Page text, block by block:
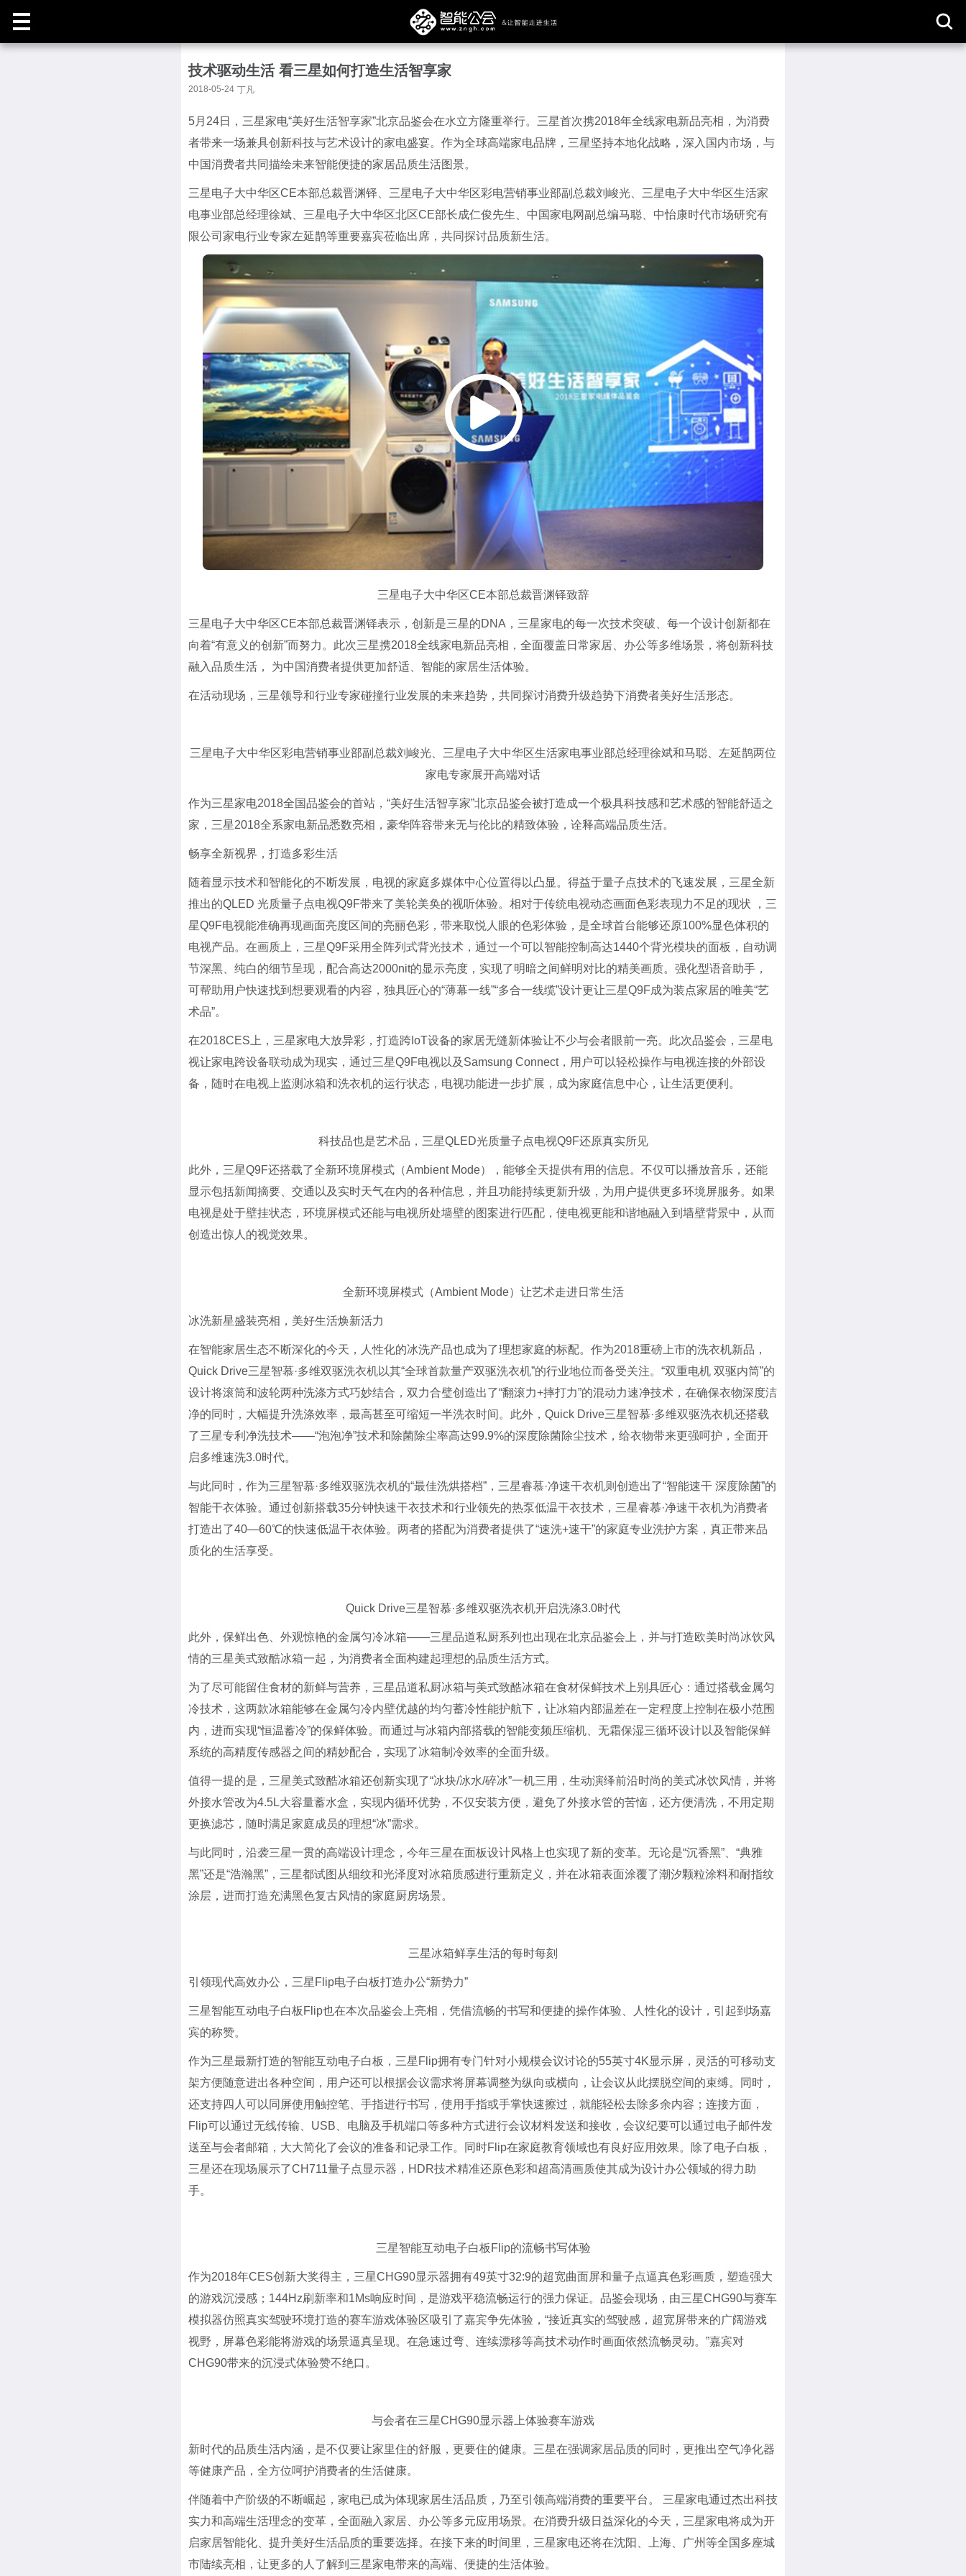
技术驱动生活 看三星如何打造生活智享家
2018-05-24 丁凡
5月24日，三星家电“美好生活智享家”北京品鉴会在水立方隆重举行。三星首次携2018年全线家电新品亮相，为消费
者带来一场兼具创新科技与艺术设计的家电盛宴。作为全球高端家电品牌，三星坚持本地化战略，深入国内市场，与
中国消费者共同描绘未来智能便捷的家居品质生活图景。
三星电子大中华区CE本部总裁晋渊铎、三星电子大中华区彩电营销事业部副总裁刘峻光、三星电子大中华区生活家
电事业部总经理徐斌、三星电子大中华区北区CE部长成仁俊先生、中国家电网副总编马聪、中怡康时代市场研究有
限公司家电行业专家左延鹊等重要嘉宾莅临出席，共同探讨品质新生活。
三星电子大中华区CE本部总裁晋渊铎致辞
三星电子大中华区CE本部总裁晋渊铎表示，创新是三星的DNA，三星家电的每一次技术突破、每一个设计创新都在
向着“有意义的创新”而努力。此次三星携2018全线家电新品亮相，全面覆盖日常家居、办公等多维场景，将创新科技
融入品质生活， 为中国消费者提供更加舒适、智能的家居生活体验。
在活动现场，三星领导和行业专家碰撞行业发展的未来趋势，共同探讨消费升级趋势下消费者美好生活形态。
三星电子大中华区彩电营销事业部副总裁刘峻光、三星电子大中华区生活家电事业部总经理徐斌和马聪、左延鹊两位
家电专家展开高端对话
作为三星家电2018全国品鉴会的首站，“美好生活智享家”北京品鉴会被打造成一个极具科技感和艺术感的智能舒适之
家，三星2018全系家电新品悉数亮相，豪华阵容带来无与伦比的精致体验，诠释高端品质生活。
畅享全新视界，打造多彩生活
随着显示技术和智能化的不断发展，电视的家庭多媒体中心位置得以凸显。得益于量子点技术的飞速发展，三星全新
推出的QLED 光质量子点电视Q9F带来了美轮美奂的视听体验。相对于传统电视动态画面色彩表现力不足的现状 ，三
星Q9F电视能准确再现画面亮度区间的亮丽色彩，带来取悦人眼的色彩体验，是全球首台能够还原100%显色体积的
电视产品。在画质上，三星Q9F采用全阵列式背光技术，通过一个可以智能控制高达1440个背光模块的面板，自动调
节深黑、纯白的细节呈现，配合高达2000nit的显示亮度，实现了明暗之间鲜明对比的精美画质。强化型语音助手，
可帮助用户快速找到想要观看的内容，独具匠心的“薄幕一线”“多合一线缆”设计更让三星Q9F成为装点家居的唯美“艺
术品”。
在2018CES上，三星家电大放异彩，打造跨IoT设备的家居无缝新体验让不少与会者眼前一亮。此次品鉴会，三星电
视让家电跨设备联动成为现实，通过三星Q9F电视以及Samsung Connect，用户可以轻松操作与电视连接的外部设
备，随时在电视上监测冰箱和洗衣机的运行状态，电视功能进一步扩展，成为家庭信息中心，让生活更便利。
科技品也是艺术品，三星QLED光质量子点电视Q9F还原真实所见
此外，三星Q9F还搭载了全新环境屏模式（Ambient Mode），能够全天提供有用的信息。不仅可以播放音乐，还能
显示包括新闻摘要、交通以及实时天气在内的各种信息，并且功能持续更新升级，为用户提供更多环境屏服务。如果
电视是处于壁挂状态，环境屏模式还能与电视所处墙壁的图案进行匹配，使电视更能和谐地融入到墙壁背景中，从而
创造出惊人的视觉效果。
全新环境屏模式（Ambient Mode）让艺术走进日常生活
冰洗新星盛装亮相，美好生活焕新活力
在智能家居生态不断深化的今天，人性化的冰洗产品也成为了理想家庭的标配。作为2018重磅上市的洗衣机新品，
Quick Drive三星智慕·多维双驱洗衣机以其“全球首款量产双驱洗衣机”的行业地位而备受关注。“双重电机 双驱内筒”的
设计将滚筒和波轮两种洗涤方式巧妙结合，双力合璧创造出了“翻滚力+摔打力”的混动力速净技术，在确保衣物深度洁
净的同时，大幅提升洗涤效率，最高甚至可缩短一半洗衣时间。此外，Quick Drive三星智慕·多维双驱洗衣机还搭载
了三星专利净洗技术——“泡泡净”技术和除菌除尘率高达99.9%的深度除菌除尘技术，给衣物带来更强呵护，全面开
启多维速洗3.0时代。
与此同时，作为三星智慕·多维双驱洗衣机的“最佳洗烘搭档”，三星睿慕·净速干衣机则创造出了“智能速干 深度除菌”的
智能干衣体验。通过创新搭载35分钟快速干衣技术和行业领先的热泵低温干衣技术，三星睿慕·净速干衣机为消费者
打造出了40—60℃的快速低温干衣体验。两者的搭配为消费者提供了“速洗+速干”的家庭专业洗护方案，真正带来品
质化的生活享受。
Quick Drive三星智慕·多维双驱洗衣机开启洗涤3.0时代
此外，保鲜出色、外观惊艳的金属匀冷冰箱——三星品道私厨系列也出现在北京品鉴会上，并与打造欧美时尚冰饮风
情的三星美式致酷冰箱一起，为消费者全面构建起理想的品质生活方式。
为了尽可能留住食材的新鲜与营养，三星品道私厨冰箱与美式致酷冰箱在食材保鲜技术上别具匠心：通过搭载金属匀
冷技术，这两款冰箱能够在金属匀冷内壁优越的均匀蓄冷性能护航下，让冰箱内部温差在一定程度上控制在极小范围
内，进而实现“恒温蓄冷”的保鲜体验。而通过与冰箱内部搭载的智能变频压缩机、无霜保湿三循环设计以及智能保鲜
系统的高精度传感器之间的精妙配合，实现了冰箱制冷效率的全面升级。
值得一提的是，三星美式致酷冰箱还创新实现了“冰块/冰水/碎冰”一机三用，生动演绎前沿时尚的美式冰饮风情，并将
外接水管改为4.5L大容量蓄水盒，实现内循环优势，不仅安装方便，避免了外接水管的苦恼，还方便清洗，不用定期
更换滤芯，随时满足家庭成员的理想“冰”需求。
与此同时，沿袭三星一贯的高端设计理念，今年三星在面板设计风格上也实现了新的变革。无论是“沉香黑”、“典雅
黑”还是“浩瀚黑”，三星都试图从细纹和光泽度对冰箱质感进行重新定义，并在冰箱表面涂覆了潮汐颗粒涂料和耐指纹
涂层，进而打造充满黑色复古风情的家庭厨房场景。
三星冰箱鲜享生活的每时每刻
引领现代高效办公，三星Flip电子白板打造办公“新势力”
三星智能互动电子白板Flip也在本次品鉴会上亮相，凭借流畅的书写和便捷的操作体验、人性化的设计，引起到场嘉
宾的称赞。
作为三星最新打造的智能互动电子白板，三星Flip拥有专门针对小规模会议讨论的55英寸4K显示屏，灵活的可移动支
架方便随意进出各种空间，用户还可以根据会议需求将屏幕调整为纵向或横向，让会议从此摆脱空间的束缚。同时，
还支持四人可以同屏使用触控笔、手指进行书写，使用手指或手掌快速擦过，就能轻松去除多余内容；连接方面，
Flip可以通过无线传输、USB、电脑及手机端口等多种方式进行会议材料发送和接收，会议纪要可以通过电子邮件发
送至与会者邮箱，大大简化了会议的准备和记录工作。同时Flip在家庭教育领域也有良好应用效果。除了电子白板，
三星还在现场展示了CH711量子点显示器，HDR技术精准还原色彩和超高清画质使其成为设计办公领域的得力助
手。
三星智能互动电子白板Flip的流畅书写体验
作为2018年CES创新大奖得主，三星CHG90显示器拥有49英寸32:9的超宽曲面屏和量子点逼真色彩画质，塑造强大
的游戏沉浸感；144Hz刷新率和1Ms响应时间，是游戏平稳流畅运行的强力保证。品鉴会现场，由三星CHG90与赛车
模拟器仿照真实驾驶环境打造的赛车游戏体验区吸引了嘉宾争先体验，“接近真实的驾驶感，超宽屏带来的广阔游戏
视野，屏幕色彩能将游戏的场景逼真呈现。在急速过弯、连续漂移等高技术动作时画面依然流畅灵动。”嘉宾对
CHG90带来的沉浸式体验赞不绝口。
与会者在三星CHG90显示器上体验赛车游戏
新时代的品质生活内涵，是不仅要让家里住的舒服，更要住的健康。三星在强调家居品质的同时，更推出空气净化器
等健康产品，全方位呵护消费者的生活健康。
伴随着中产阶级的不断崛起，家电已成为体现家居生活品质，乃至引领高端消费的重要平台。 三星家电通过杰出科技
实力和高端生活理念的变革，全面融入家居、办公等多元应用场景。在消费升级日益深化的今天，三星家电将成为开
启家居智能化、提升美好生活品质的重要选择。在接下来的时间里，三星家电还将在沈阳、上海、广州等全国多座城
市陆续亮相，让更多的人了解到三星家电带来的高端、便捷的生活体验。